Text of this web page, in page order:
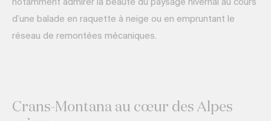
notamment admirer la beauté du paysage hivernal au cours
d’une balade en raquette à neige ou en empruntant le
réseau de remontées mécaniques.
Crans-Montana au cœur des Alpes